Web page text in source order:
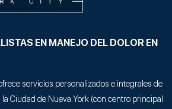
EN MANEJO DEL DOLOR EN
servicios personalizados e integrales de
Ciudad de Nueva York (con centro principal